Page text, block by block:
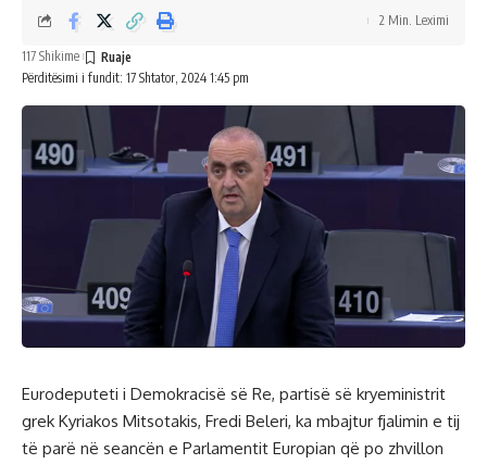
Përditësimi i fundit: 17 Shtator, 2024 1:45 pm
117 Shikime
2 Min. Leximi
Eurodeputeti i Demokracisë së Re, partisë së kryeministrit
grek Kyriakos Mitsotakis, Fredi Beleri, ka mbajtur fjalimin e tij
të parë në seancën e Parlamentit Europian që po zhvillon